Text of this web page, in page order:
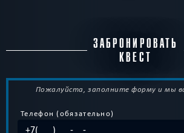
ЗАБРОНИРОВАТЬ
КВЕСТ
Пожалуйста, заполните форму и мы
Телефон (обязательно)